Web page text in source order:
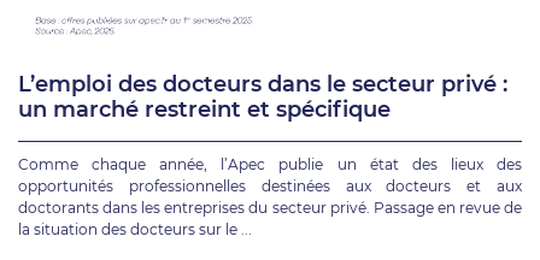
L’emploi des docteurs dans le secteur privé :
un marché restreint et spécifique
Comme chaque année, l’Apec publie un état des lieux des
opportunités professionnelles destinées aux docteurs et aux
doctorants dans les entreprises du secteur privé. Passage en revue de
la situation des docteurs sur le ...